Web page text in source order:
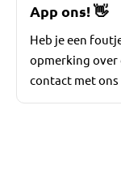
App ons!👋
Heb je een
opmerking over
contact met ons